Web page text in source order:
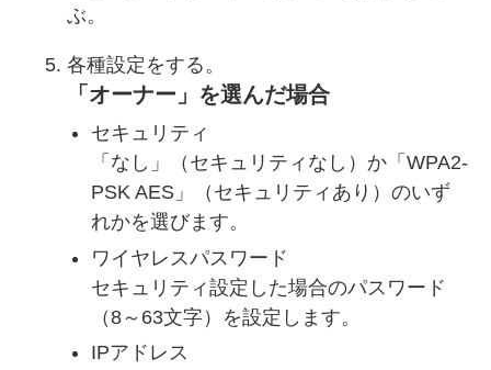
ぶ。
各種設定をする。
「オーナー」を選んだ場合
セキュリティ
「なし」（セキュリティなし）か「WPA2-
PSK AES」（セキュリティあり）のいず
れかを選びます。
ワイヤレスパスワード
セキュリティ設定した場合のパスワード
（8～63文字）を設定します。
IPアドレス